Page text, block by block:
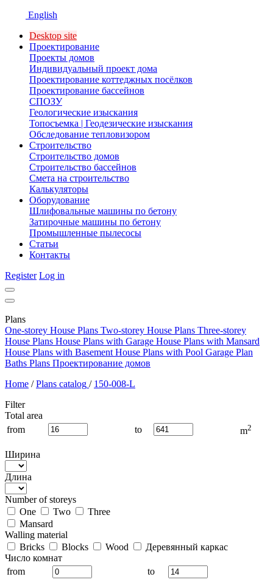
English
Desktop site
Проектирование
Проекты домов
Индивидуальный проект дома
Проектирование коттеджных посёлков
Проектирование бассейнов
СПОЗУ
Геологические изыскания
Топосъемка | Геодезические изыскания
Обследование тепловизором
Строительство
Строительство домов
Строительство бассейнов
Смета на строительство
Калькуляторы
Оборудование
Шлифовальные машины по бетону
Затирочные машины по бетону
Промышленные пылесосы
Статьи
Контакты
Register Log in
Plans
One-storey House Plans Two-storey House Plans Three-storey
House Plans House Plans with Garage House Plans with Mansard
House Plans with Basement House Plans with Pool Garage Plan
Baths Plans Проектирование домов
Home / Plans catalog / 150-008-L
Filter
Total area
from
to m2
Ширина
Длина
Number of storeys
One
Two
Three
Mansard
Walling material
Bricks
Blocks Wood
Деревянный каркас
Число комнат
from
to